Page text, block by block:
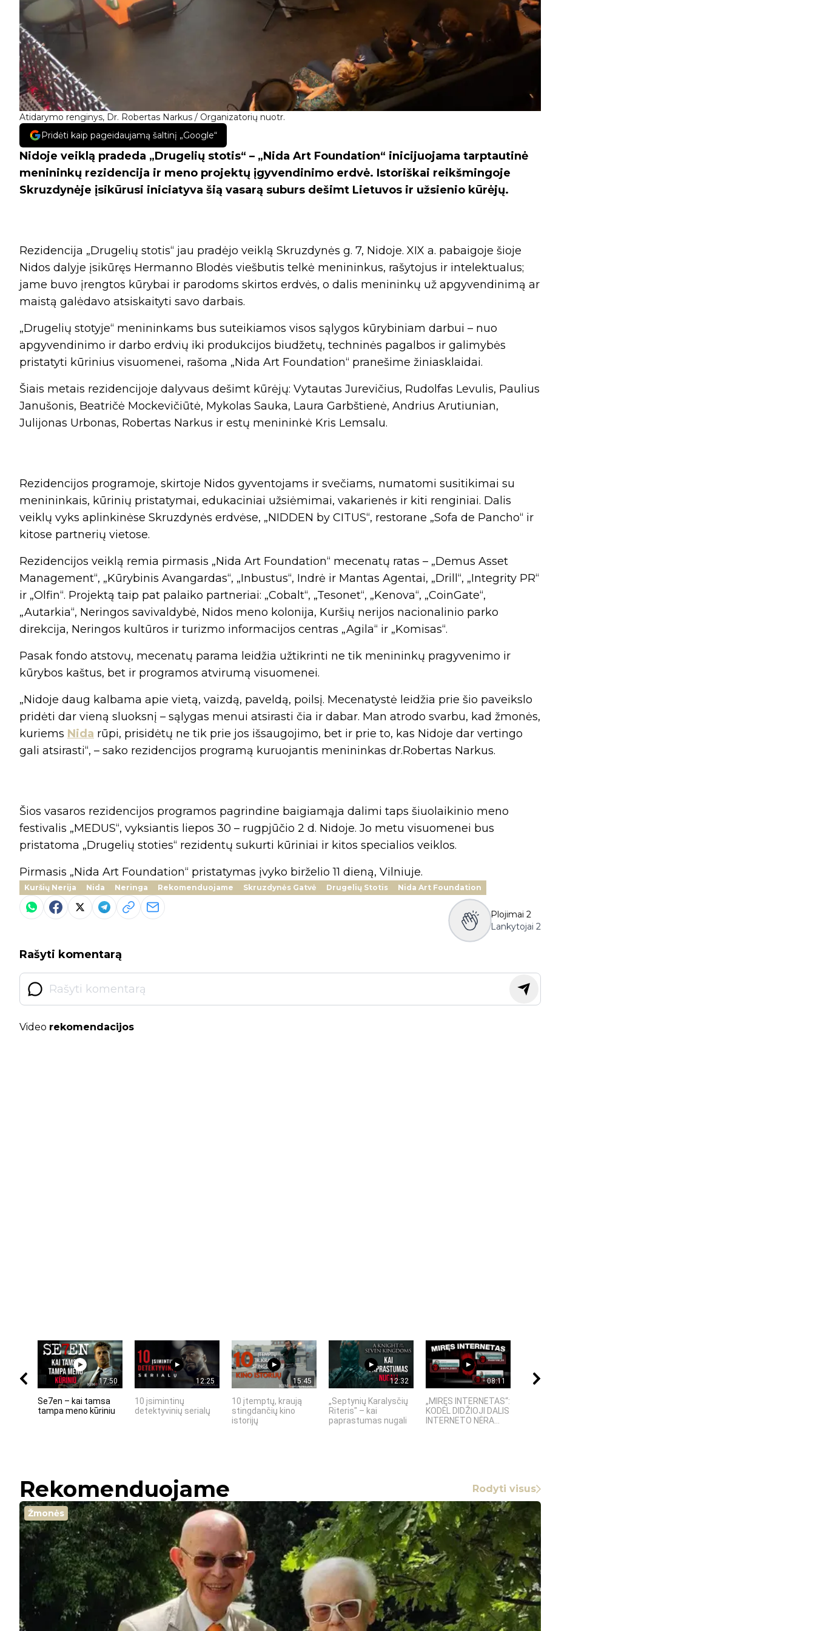
Atidarymo renginys, Dr. Robertas Narkus / Organizatorių nuotr.
Pridėti kaip pageidaujamą šaltinį „Google“
Nidoje veiklą pradeda „Drugelių stotis“ – „Nida Art Foundation“ inicijuojama tarptautinė
menininkų rezidencija ir meno projektų įgyvendinimo erdvė. Istoriškai reikšmingoje
Skruzdynėje įsikūrusi iniciatyva šią vasarą suburs dešimt Lietuvos ir užsienio kūrėjų.
Rezidencija „Drugelių stotis“ jau pradėjo veiklą Skruzdynės g. 7, Nidoje. XIX a. pabaigoje šioje
Nidos dalyje įsikūręs Hermanno Blodės viešbutis telkė menininkus, rašytojus ir intelektualus;
jame buvo įrengtos kūrybai ir parodoms skirtos erdvės, o dalis menininkų už apgyvendinimą ar
maistą galėdavo atsiskaityti savo darbais.
„Drugelių stotyje“ menininkams bus suteikiamos visos sąlygos kūrybiniam darbui – nuo
apgyvendinimo ir darbo erdvių iki produkcijos biudžetų, techninės pagalbos ir galimybės
pristatyti kūrinius visuomenei, rašoma „Nida Art Foundation“ pranešime žiniasklaidai.
Šiais metais rezidencijoje dalyvaus dešimt kūrėjų: Vytautas Jurevičius, Rudolfas Levulis, Paulius
Janušonis, Beatričė Mockevičiūtė, Mykolas Sauka, Laura Garbštienė, Andrius Arutiunian,
Julijonas Urbonas, Robertas Narkus ir estų menininkė Kris Lemsalu.
Rezidencijos programoje, skirtoje Nidos gyventojams ir svečiams, numatomi susitikimai su
menininkais, kūrinių pristatymai, edukaciniai užsiėmimai, vakarienės ir kiti renginiai. Dalis
veiklų vyks aplinkinėse Skruzdynės erdvėse, „NIDDEN by CITUS“, restorane „Sofa de Pancho“ ir
kitose partnerių vietose.
Rezidencijos veiklą remia pirmasis „Nida Art Foundation“ mecenatų ratas – „Demus Asset
Management“, „Kūrybinis Avangardas“, „Inbustus“, Indrė ir Mantas Agentai, „Drill“, „Integrity PR“
ir „Olfin“. Projektą taip pat palaiko partneriai: „Cobalt“, „Tesonet“, „Kenova“, „CoinGate“,
„Autarkia“, Neringos savivaldybė, Nidos meno kolonija, Kuršių nerijos nacionalinio parko
direkcija, Neringos kultūros ir turizmo informacijos centras „Agila“ ir „Komisas“.
Pasak fondo atstovų, mecenatų parama leidžia užtikrinti ne tik menininkų pragyvenimo ir
kūrybos kaštus, bet ir programos atvirumą visuomenei.
„Nidoje daug kalbama apie vietą, vaizdą, paveldą, poilsį. Mecenatystė leidžia prie šio paveikslo
pridėti dar vieną sluoksnį – sąlygas menui atsirasti čia ir dabar. Man atrodo svarbu, kad žmonės,
kuriems Nida rūpi, prisidėtų ne tik prie jos išsaugojimo, bet ir prie to, kas Nidoje dar vertingo
gali atsirasti“, – sako rezidencijos programą kuruojantis menininkas dr.Robertas Narkus.
Šios vasaros rezidencijos programos pagrindine baigiamąja dalimi taps šiuolaikinio meno
festivalis „MEDUS“, vyksiantis liepos 30 – rugpjūčio 2 d. Nidoje. Jo metu visuomenei bus
pristatoma „Drugelių stoties“ rezidentų sukurti kūriniai ir kitos specialios veiklos.
Pirmasis „Nida Art Foundation“ pristatymas įvyko birželio 11 dieną, Vilniuje.
Kuršių Nerija Nida Neringa Rekomenduojame Skruzdynės Gatvė Drugelių Stotis Nida Art Foundation
Plojimai 2
Lankytojai 2
Rašyti komentarą
Video rekomendacijos
17:50
Se7en – kai tamsa
tampa meno kūriniu
12:25
10 įsimintinų
detektyvinių serialų
15:45
10 įtemptų, kraują
stingdančių kino
istorijų
12:32
„Septynių Karalysčių
Riteris" – kai
paprastumas nugali
08:11
„MIRĘS INTERNETAS“:
KODĖL DIDŽIOJI DALIS
INTERNETO NĖRA...
Rekomenduojame Rodyti visus
Žmonės